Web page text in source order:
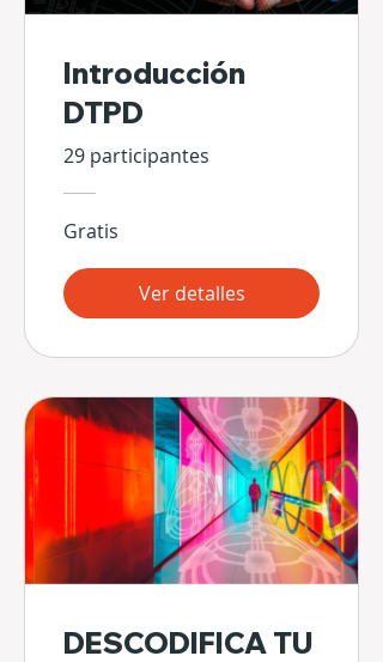
Introducción
DTPD
29 participantes
Gratis
Ver detalles
DESCODIFICA TU